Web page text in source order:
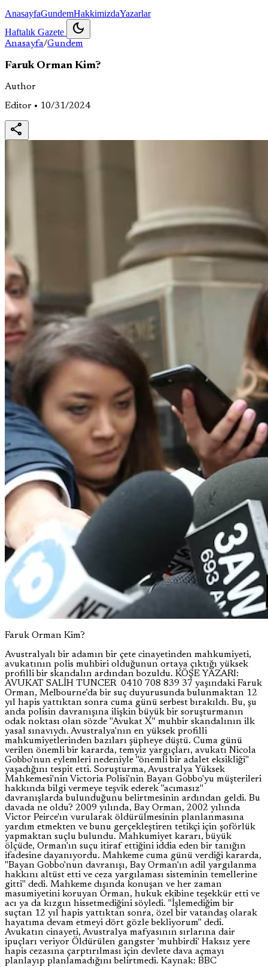
AnasayfaGundemHakkimizdaYazarlar
Haftalık Gazete
dark_mode
Anasayfa/Gundem
Faruk Orman Kim?
Author
Editor • 10/31/2024
share
Faruk Orman Kim?
Avustralyalı bir adamın bir çete cinayetinden mahkumiyeti,
avukatının polis muhbiri olduğunun ortaya çıktığı yüksek
profilli bir skandalın ardından bozuldu. KÖŞE YAZARI:
AVUKAT SALİH TUNCER 0410 708 839 37 yaşındaki Faruk
Orman, Melbourne’da bir suç duyurusunda bulunmaktan 12
yıl hapis yattıktan sonra cuma günü serbest bırakıldı. Bu, şu
anda polisin davranışına ilişkin büyük bir soruşturmanın
odak noktası olan sözde "Avukat X" muhbir skandalının ilk
yasal sınavıydı. Avustralya'nın en yüksek profilli
mahkumiyetlerinden bazıları şüpheye düştü. Cuma günü
verilen önemli bir kararda, temyiz yargıçları, avukatı Nicola
Gobbo'nun eylemleri nedeniyle "önemli bir adalet eksikliği"
yaşadığını tespit etti. Soruşturma, Avustralya Yüksek
Mahkemesi'nin Victoria Polisi'nin Bayan Gobbo'yu müşterileri
hakkında bilgi vermeye teşvik ederek "acımasız"
davranışlarda bulunduğunu belirtmesinin ardından geldi. Bu
davada ne oldu? 2009 yılında, Bay Orman, 2002 yılında
Victor Peirce'ın vurularak öldürülmesinin planlanmasına
yardım etmekten ve bunu gerçekleştiren tetikçi için şoförlük
yapmaktan suçlu bulundu. Mahkumiyet kararı, büyük
ölçüde, Orman'ın suçu itiraf ettiğini iddia eden bir tanığın
ifadesine dayanıyordu. Mahkeme cuma günü verdiği kararda,
"Bayan Gobbo'nun davranışı, Bay Orman'ın adil yargılanma
hakkını altüst etti ve ceza yargılaması sisteminin temellerine
gitti" dedi. Mahkeme dışında konuşan ve her zaman
masumiyetini koruyan Orman, hukuk ekibine teşekkür etti ve
acı ya da kızgın hissetmediğini söyledi. "İşlemediğim bir
suçtan 12 yıl hapis yattıktan sonra, özel bir vatandaş olarak
hayatıma devam etmeyi dört gözle bekliyorum" dedi.
Avukatın cinayeti, Avustralya mafyasının sırlarına dair
ipuçları veriyor Öldürülen gangster 'muhbirdi' Haksız yere
hapis cezasına çarptırılması için devlete dava açmayı
planlayıp planlamadığını belirtmedi. Kaynak: BBC